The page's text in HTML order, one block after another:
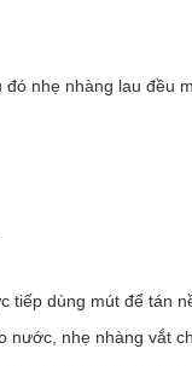
cotton Nhật Bản,
tối đa dung dịch
thường xuyên makeup.
nhẹ nhàng lau đều
tiếp dùng mút để tán
nhẹ nhàng vắt